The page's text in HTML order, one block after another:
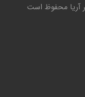
آریا محفوظ است